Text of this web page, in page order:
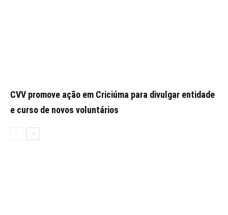
CVV promove ação em Criciúma para divulgar entidade
e curso de novos voluntários